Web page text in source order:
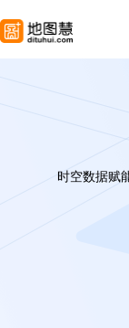
时空数据赋